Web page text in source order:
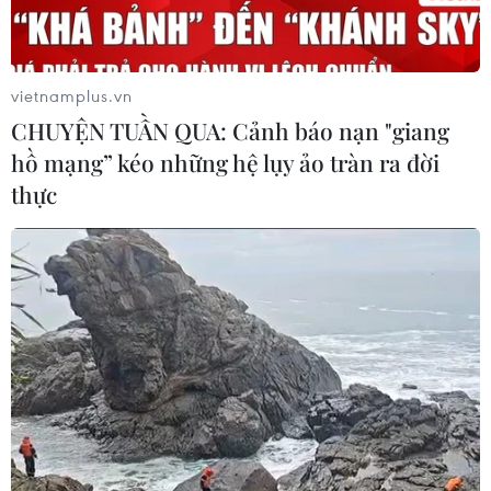
Xem thêm
CƠ QUAN CHỦ QUẢN: THÔNG TẤN XÃ VIỆT NAM
Tổng Biên tập: TRẦN TIẾN DUẨN
Phó Tổng Biên tập: NGUYỄN THỊ TÁM, KHÚC THANH
THỦY
Sở hữu trí tuệ
Quy định sử dụng
RSS
Hỗ trợ
Ngôn ngữ
TTXVN
Dịch vụ tin
Quảng cáo
vietnamplus.vn
CHUYỆN TUẦN QUA: Cảnh báo nạn "giang
hồ mạng” kéo những hệ lụy ảo tràn ra đời
thực